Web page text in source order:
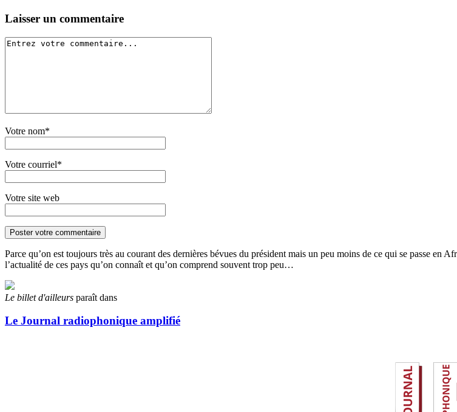
Laisser un commentaire
Votre nom*
Votre courriel*
Votre site web
Parce qu’on est toujours très au courant des dernières bévues du président mais un peu moins de ce qui se passe
l’actualité de ces pays qu’on connaît et qu’on comprend souvent trop peu…
Le billet d'ailleurs paraît dans
Le Journal radiophonique amplifié